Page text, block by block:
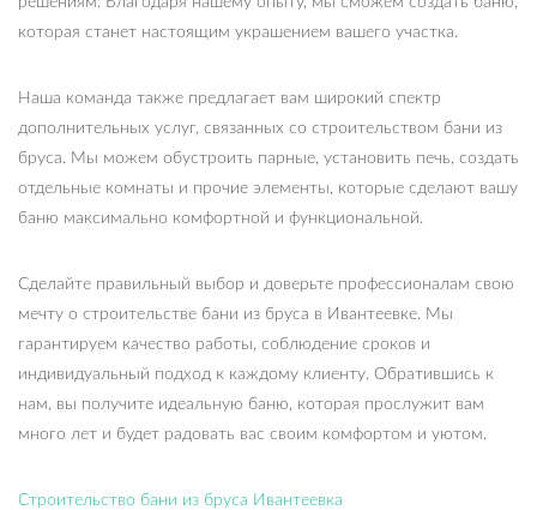
которая станет настоящим украшением вашего участка.
Наша команда также предлагает вам широкий спектр
дополнительных услуг, связанных со строительством бани из
бруса. Мы можем обустроить парные, установить печь, создать
отдельные комнаты и прочие элементы, которые сделают вашу
баню максимально комфортной и функциональной.
Сделайте правильный выбор и доверьте профессионалам свою
мечту о строительстве бани из бруса в Ивантеевке. Мы
гарантируем качество работы, соблюдение сроков и
индивидуальный подход к каждому клиенту. Обратившись к
нам, вы получите идеальную баню, которая прослужит вам
много лет и будет радовать вас своим комфортом и уютом.
Строительство бани из бруса Ивантеевка